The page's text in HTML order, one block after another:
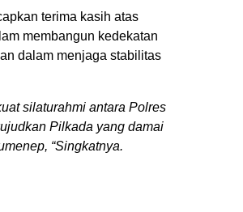
terima kasih atas
membangun kedekatan
dalam menjaga stabilitas
silaturahmi antara Polres
Pilkada yang damai
“Singkatnya.